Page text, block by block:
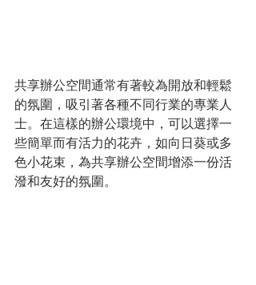
共享辦公空間通常有著較為開放和輕鬆
的氛圍，吸引著各種不同行業的專業人
士。在這樣的辦公環境中，可以選擇一
些簡單而有活力的花卉，如向日葵或多
色小花束，為共享辦公空間增添一份活
潑和友好的氛圍。